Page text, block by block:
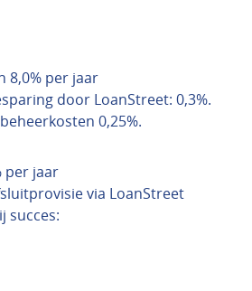
8,0% per jaar
door LoanStreet: 0,3%.
0,25%.
per jaar
via LoanStreet
succes: